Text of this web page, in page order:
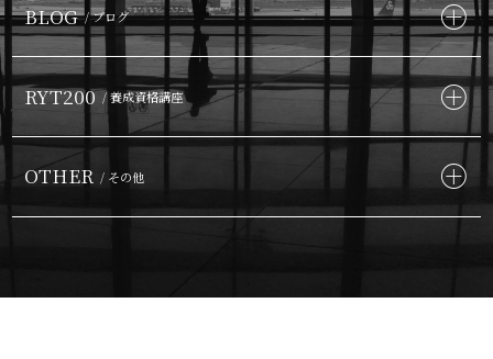
BLOG / ブログ
RYT200 / 養成資格講座
OTHER / その他